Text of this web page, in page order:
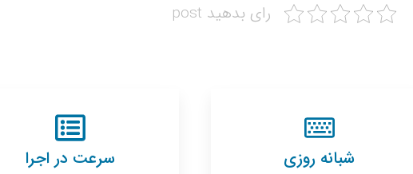
رای بدهید post
شبانه روزی سرعت در اجرا